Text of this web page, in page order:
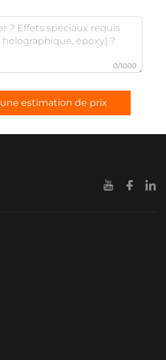
0/1000
estimation de prix